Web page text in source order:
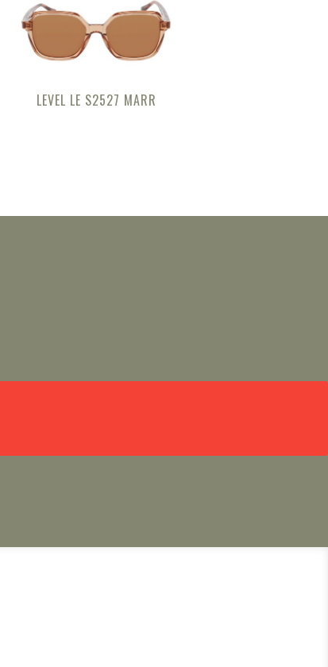
LEVEL LE S2527 MARR